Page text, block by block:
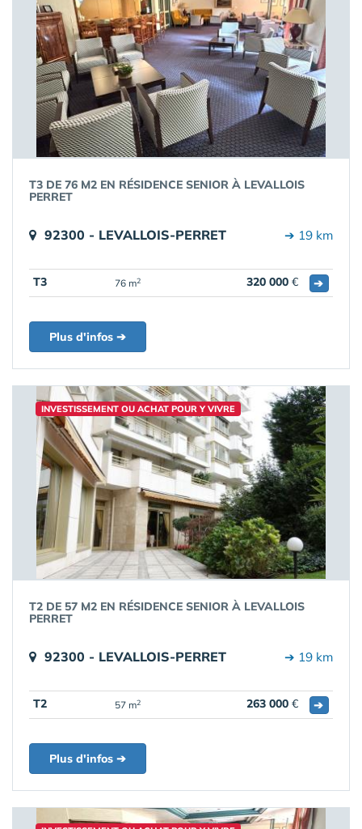
T3 DE 76 M2 EN RÉSIDENCE SENIOR À LEVALLOIS
PERRET
92300 - LEVALLOIS-PERRET ➔ 19 km
T3 76 m2 320 000 € ➔
Plus d'infos ➔
INVESTISSEMENT OU ACHAT POUR Y VIVRE
T2 DE 57 M2 EN RÉSIDENCE SENIOR À LEVALLOIS
PERRET
92300 - LEVALLOIS-PERRET ➔ 19 km
T2 57 m2 263 000 € ➔
Plus d'infos ➔